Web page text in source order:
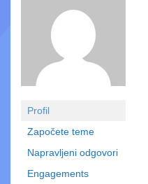
Profil
Započete teme
Napravljeni odgovori
Engagements